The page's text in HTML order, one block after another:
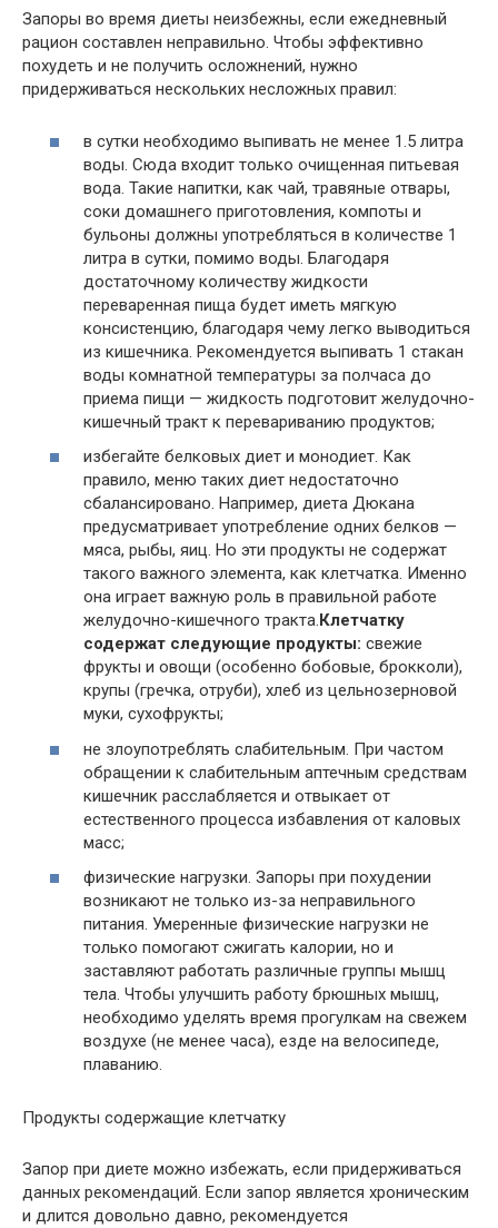
Запоры во время диеты неизбежны, если ежедневный
рацион составлен неправильно. Чтобы эффективно
похудеть и не получить осложнений, нужно
придерживаться нескольких несложных правил:
в сутки необходимо выпивать не менее 1.5 литра
воды. Сюда входит только очищенная питьевая
вода. Такие напитки, как чай, травяные отвары,
соки домашнего приготовления, компоты и
бульоны должны употребляться в количестве 1
литра в сутки, помимо воды. Благодаря
достаточному количеству жидкости
переваренная пища будет иметь мягкую
консистенцию, благодаря чему легко выводиться
из кишечника. Рекомендуется выпивать 1 стакан
воды комнатной температуры за полчаса до
приема пищи — жидкость подготовит желудочно-
кишечный тракт к перевариванию продуктов;
избегайте белковых диет и монодиет. Как
правило, меню таких диет недостаточно
сбалансировано. Например, диета Дюкана
предусматривает употребление одних белков —
мяса, рыбы, яиц. Но эти продукты не содержат
такого важного элемента, как клетчатка. Именно
она играет важную роль в правильной работе
желудочно-кишечного тракта.Клетчатку
содержат следующие продукты: свежие
фрукты и овощи (особенно бобовые, брокколи),
крупы (гречка, отруби), хлеб из цельнозерновой
муки, сухофрукты;
не злоупотреблять слабительным. При частом
обращении к слабительным аптечным средствам
кишечник расслабляется и отвыкает от
естественного процесса избавления от каловых
масс;
физические нагрузки. Запоры при похудении
возникают не только из-за неправильного
питания. Умеренные физические нагрузки не
только помогают сжигать калории, но и
заставляют работать различные группы мышц
тела. Чтобы улучшить работу брюшных мышц,
необходимо уделять время прогулкам на свежем
воздухе (не менее часа), езде на велосипеде,
плаванию.
Продукты содержащие клетчатку
Запор при диете можно избежать, если придерживаться
данных рекомендаций. Если запор является хроническим
и длится довольно давно, рекомендуется